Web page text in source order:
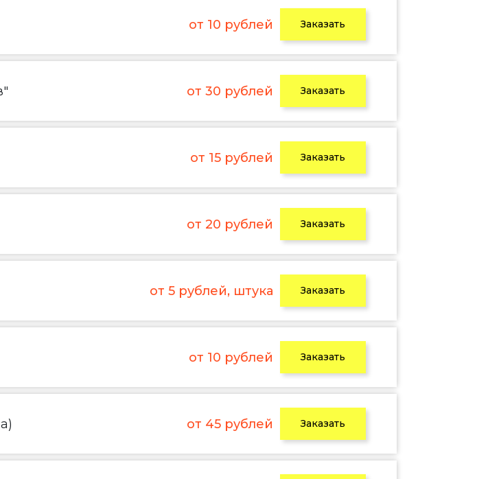
от 10 рублей Заказать
от 30 рублей Заказать
от 15 рублей Заказать
от 20 рублей Заказать
от 5 рублей, штука Заказать
от 10 рублей Заказать
от 45 рублей Заказать